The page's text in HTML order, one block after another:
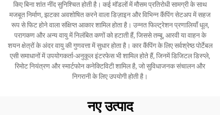
किए बिना शांत नींद सुनिश्चित होती है। कई मॉडलों में मौसम प्रतिरोधी सामग्री के साथ
मजबूत निर्माण, झटका अवशोषित करने वाला डिज़ाइन और विभिन्न कैंपिंग सेटअप में सहज
रूप से फिट होने वाला संक्षिप्त आकार शामिल होता है। उन्नत फिल्ट्रेशन प्रणालियाँ धूल,
परागकण और अन्य वायु में निलंबित कणों को हटाती हैं, जिससे तम्बू, आरवी या वाहन के
शयन क्षेत्रों के अंदर वायु की गुणवत्ता में सुधार होता है। कार कैंपिंग के लिए सर्वश्रेष्ठ पोर्टेबल
एसी समाधानों में उपयोगकर्ता-अनुकूल इंटरफेस भी शामिल होते हैं, जिनमें डिजिटल डिस्प्ले,
रिमोट नियंत्रण और स्मार्टफोन कनेक्टिविटी शामिल है, जो सुविधाजनक संचालन और
निगरानी के लिए उपयोगी होती है।
नए उत्पाद